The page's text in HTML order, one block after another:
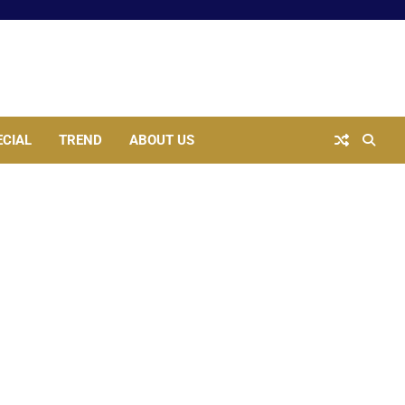
TREND ABOUT US